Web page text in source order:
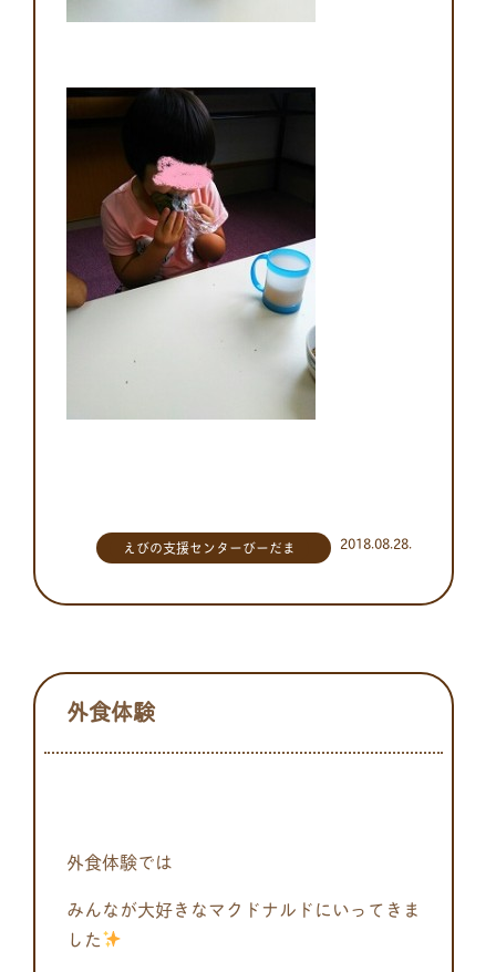
2018.08.28.
えびの支援センターびーだま
外食体験
外食体験では
みんなが大好きなマクドナルドにいってきま
した